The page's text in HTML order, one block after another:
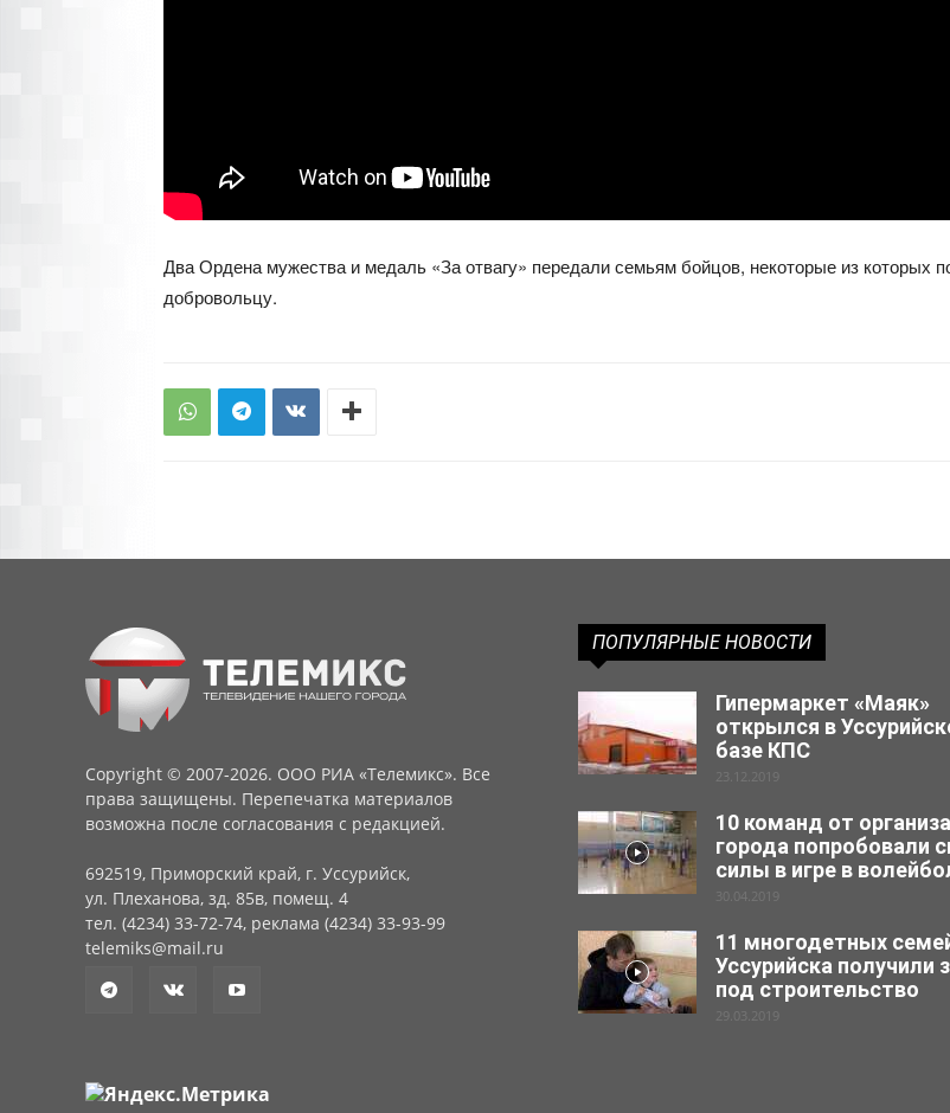
Два Ордена мужества и медаль «За отвагу» передали семьям бойцов, некоторые из которых
добровольцу.
Copyright © 2007-2026. ООО РИА «Телемикс». Все
права защищены. Перепечатка материалов
возможна после согласования с редакцией.
692519, Приморский край, г. Уссурийск,
ул. Плеханова, зд. 85в, помещ. 4
тел. (4234) 33-72-74, реклама (4234) 33-93-99
telemiks@mail.ru
ПОПУЛЯРНЫЕ НОВОСТИ
Гипермаркет «Маяк»
открылся в
базе КПС
23.12.2019
10 команд от
города попробовали
силы в игре в
30.04.2019
11 многодетных
Уссурийска получили
под строительство
29.03.2019